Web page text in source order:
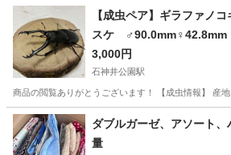
東京 練馬区 石神井公園駅 その他
【成虫ペア】ギラファノ
スケ ♂90.0mm♀42.8mm
3,000円
石神井公園駅
商品の閲覧ありがとうございます！ 【成虫情
東京 練馬区 石神井公園駅
ダブルガーゼ、アソート
量